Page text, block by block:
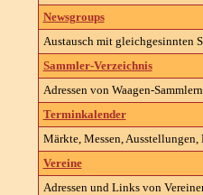
Newsgroups
Austausch mit gleichgesinnten
Sammler-Verzeichnis
Adressen von Waagen-
Terminkalender
Märkte, Messen,
Vereine
Adressen und Links von